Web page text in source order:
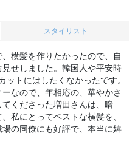
スタイリスト
横髪を作りたかったので、自
せしました。韓国人や平安時
ットにはしたくなかったです。
なので、年相応の、華やかさ
くださった増田さんは、暗
私にとってベストな横髪を、
の同僚にも好評で、本当に嬉